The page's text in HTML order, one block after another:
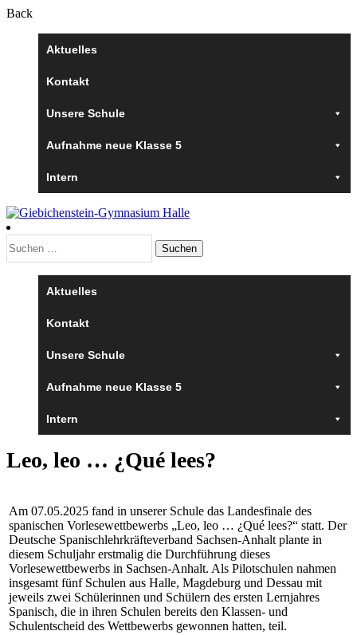
Back
Aktuelles
Kontakt
Unsere Schule
Aufnahme neue Klasse 5
Intern
nach:
Aktuelles
Kontakt
Unsere Schule
Aufnahme neue Klasse 5
Intern
Leo, leo … ¿Qué lees?
Am 07.05.2025 fand in unserer Schule das Landesfinale des
spanischen Vorlesewettbewerbs „Leo, leo … ¿Qué lees?“ statt. Der
Deutsche Spanischlehrkräfteverband Sachsen-Anhalt plante in
diesem Schuljahr erstmalig die Durchführung dieses
Vorlesewettbewerbs in Sachsen-Anhalt. Als Pilotschulen nahmen
insgesamt fünf Schulen aus Halle, Magdeburg und Dessau mit
jeweils zwei Schülerinnen und Schülern des ersten Lernjahres
Spanisch, die in ihren Schulen bereits den Klassen- und
Schulentscheid des Wettbewerbs gewonnen hatten, teil.